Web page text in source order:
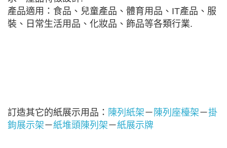
產品適用：食品、兒童產品、體育用品、IT產品、服
裝、日常生活用品、化妝品、飾品等各類行業.
訂造其它的紙展示用品： 陳列紙架－ 陳列座檯架－掛
鉤展示架－紙堆頭陳列架－紙展示牌